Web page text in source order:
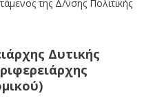
της Δ/νσης Πολιτικής
Δυτικής